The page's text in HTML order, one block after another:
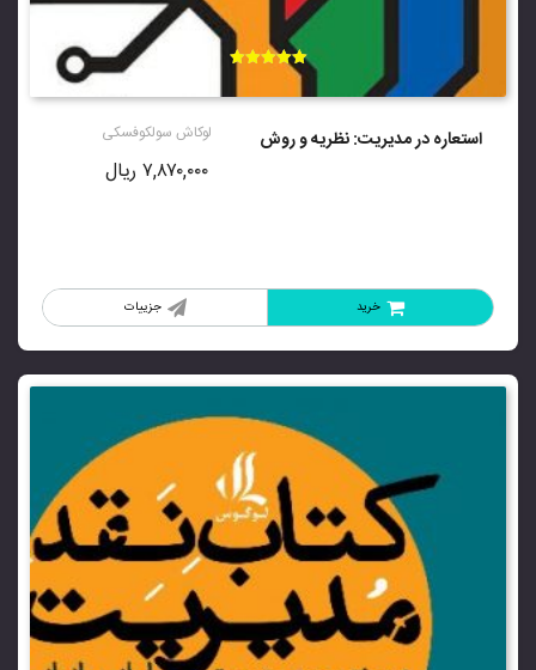
استعاره در مدیریت: نظریه و روش لوکاش سولکوفسکی
۷,۸۷۰,۰۰۰ ریال
جزییات خرید